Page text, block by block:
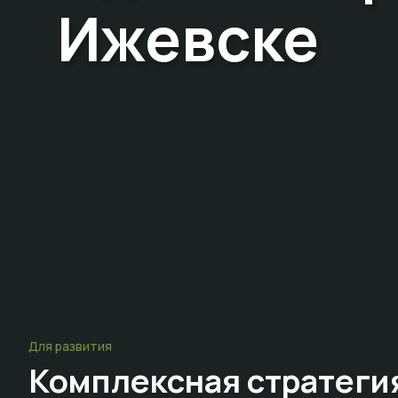
Ижевске
Для развития
Комплексная